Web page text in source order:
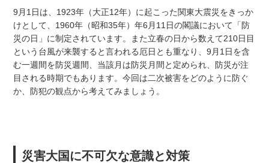
9月1日は、1923年（大正12年）に起こった関東大震災をきっか
けとして、1960年（昭和35年）年6月11日の閣議において「防
災の日」に制定されています。また立春の日から数えて210日目
という台風が来襲すると言われる厄日とも重なり、9月1日を含
む一週間を防災週間、当該月は防災月間と定められ、防災が注
目される時期でもあります。今回は二次被害をどのように防ぐ
か、防犯の観点から考えてみましょう。
災害大国に不可欠な意識と対策